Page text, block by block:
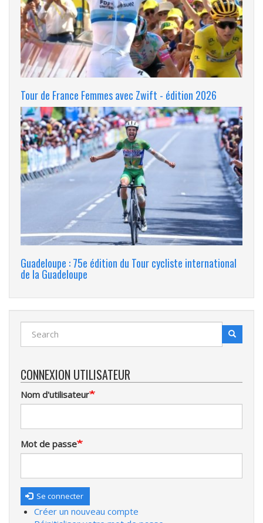
Tour de France Femmes avec Zwift - édition 2026
Guadeloupe : 75e édition du Tour cycliste international
de la Guadeloupe
Recherche Search
CONNEXION UTILISATEUR
Nom d'utilisateur
Mot de passe
Se connecter
Créer un nouveau compte